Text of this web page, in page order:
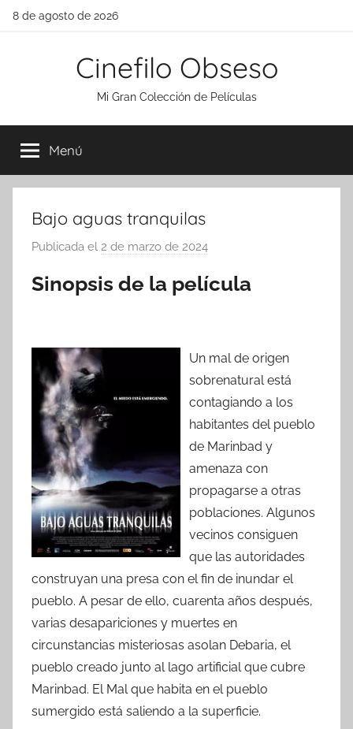
Saltar
8 de agosto de 2026
Cinefilo Obseso
Mi Gran Colección de Películas
Menú
Bajo aguas tranquilas
Publicada el 2 de marzo de 2024
r
Sinopsis de la película
Un mal de origen
sobrenatural está
contagiando a los
habitantes del pueblo
de Marinbad y
amenaza con
propagarse a otras
poblaciones. Algunos
vecinos consiguen
que las autoridades
construyan una presa con el fin de inundar el
pueblo. A pesar de ello, cuarenta años después,
varias desapariciones y muertes en
circunstancias misteriosas asolan Debaria, el
pueblo creado junto al lago artificial que cubre
Marinbad. El Mal que habita en el pueblo
sumergido está saliendo a la superficie.